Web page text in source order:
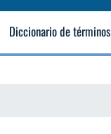
Diccionario de términos